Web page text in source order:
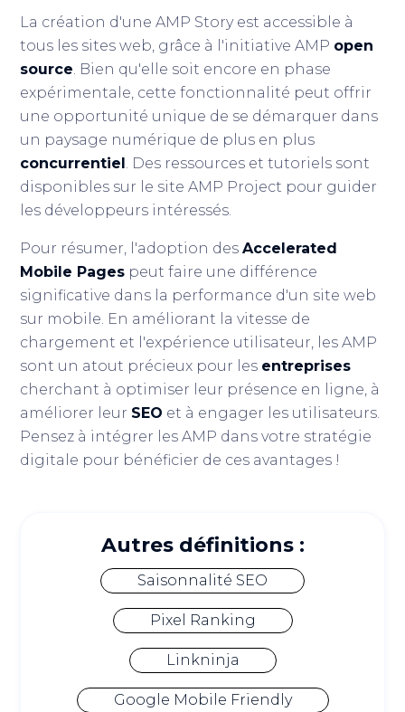
La création d'une AMP Story est accessible à
tous les sites web, grâce à l'initiative AMP open
source. Bien qu'elle soit encore en phase
expérimentale, cette fonctionnalité peut offrir
une opportunité unique de se démarquer dans
un paysage numérique de plus en plus
concurrentiel. Des ressources et tutoriels sont
disponibles sur le site AMP Project pour guider
les développeurs intéressés.
Pour résumer, l'adoption desAccelerated
Mobile Pages peut faire une différence
significative dans la performance d'un site web
sur mobile. En améliorant la vitesse de
chargement et l'expérience utilisateur, les AMP
sont un atout précieux pour les entreprises
cherchant à optimiser leur présence en ligne, à
améliorer leur SEO et à engager les utilisateurs.
Pensez à intégrer les AMP dans votre stratégie
digitale pour bénéficier de ces avantages !
Autres définitions :
Saisonnalité SEO
Pixel Ranking
Linkninja
Google Mobile Friendly